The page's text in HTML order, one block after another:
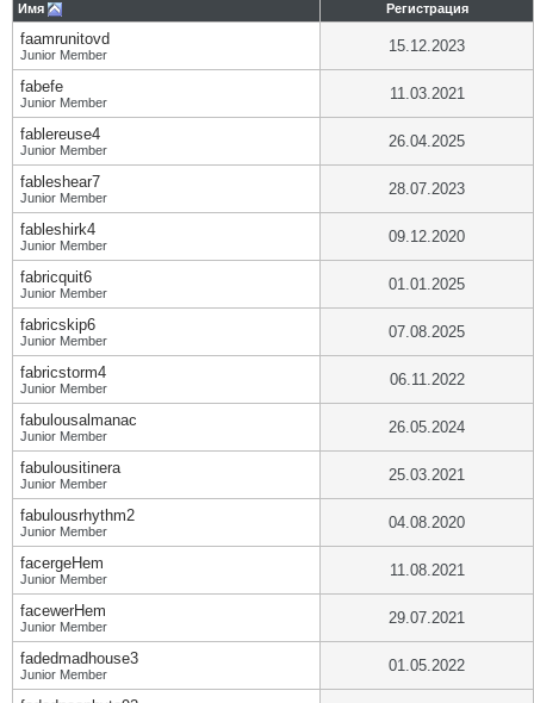
Имя Регистрация
faamrunitovd
Junior Member 15.12.2023
fabefe
Junior Member 11.03.2021
fablereuse4
Junior Member 26.04.2025
fableshear7
Junior Member 28.07.2023
fableshirk4
Junior Member 09.12.2020
fabricquit6
Junior Member 01.01.2025
fabricskip6
Junior Member 07.08.2025
fabricstorm4
Junior Member 06.11.2022
fabulousalmanac
Junior Member 26.05.2024
fabulousitinera
Junior Member 25.03.2021
fabulousrhythm2
Junior Member 04.08.2020
facergeHem
Junior Member 11.08.2021
facewerHem
Junior Member 29.07.2021
fadedmadhouse3
Junior Member 01.05.2022